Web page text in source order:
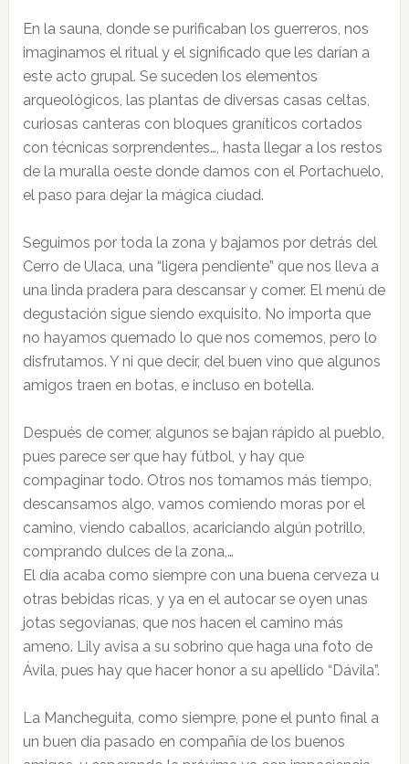
En la sauna, donde se purificaban los guerreros, nos
imaginamos el ritual y el significado que les darían a
este acto grupal. Se suceden los elementos
arqueológicos, las plantas de diversas casas celtas,
curiosas canteras con bloques graníticos cortados
con técnicas sorprendentes…, hasta llegar a los restos
de la muralla oeste donde damos con el Portachuelo,
el paso para dejar la mágica ciudad.
Seguimos por toda la zona y bajamos por detrás del
Cerro de Ulaca, una “ligera pendiente” que nos lleva a
una linda pradera para descansar y comer. El menú de
degustación sigue siendo exquisito. No importa que
no hayamos quemado lo que nos comemos, pero lo
disfrutamos. Y ni que decir, del buen vino que algunos
amigos traen en botas, e incluso en botella.
Después de comer, algunos se bajan rápido al pueblo,
pues parece ser que hay fútbol, y hay que
compaginar todo. Otros nos tomamos más tiempo,
descansamos algo, vamos comiendo moras por el
camino, viendo caballos, acariciando algún potrillo,
comprando dulces de la zona,…
El día acaba como siempre con una buena cerveza u
otras bebidas ricas, y ya en el autocar se oyen unas
jotas segovianas, que nos hacen el camino más
ameno. Lily avisa a su sobrino que haga una foto de
Ávila, pues hay que hacer honor a su apellido “Dávila”.
La Mancheguita, como siempre, pone el punto final a
un buen día pasado en compañía de los buenos